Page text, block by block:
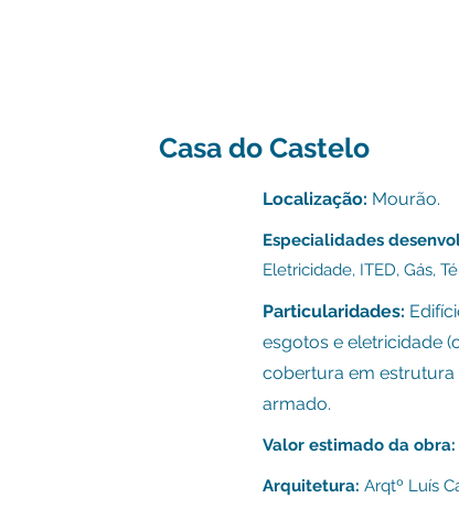
Casa do Castelo
Localização: Mourão.
Especialidades
Eletricidade, ITED, Gás,
Particularidades:
esgotos e eletricidade
cobertura em estrutura
armado.
Valor estimado da obra:
Arquitetura: Arqtº Luís